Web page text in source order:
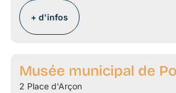
+ d'infos
Musée municipal de
2 Place d'Arçon